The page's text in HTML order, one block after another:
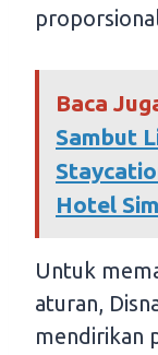
Baca
Sambut
Hotel
Untuk
aturan,
mendirikan